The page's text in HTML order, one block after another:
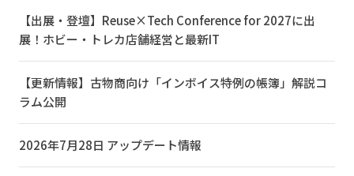
【出展・登壇】Reuse×Tech Conference for 2027に出
展！ホビー・トレカ店舗経営と最新IT
【更新情報】古物商向け「インボイス特例の帳簿」解説コ
ラム公開
2026年7月28日 アップデート情報